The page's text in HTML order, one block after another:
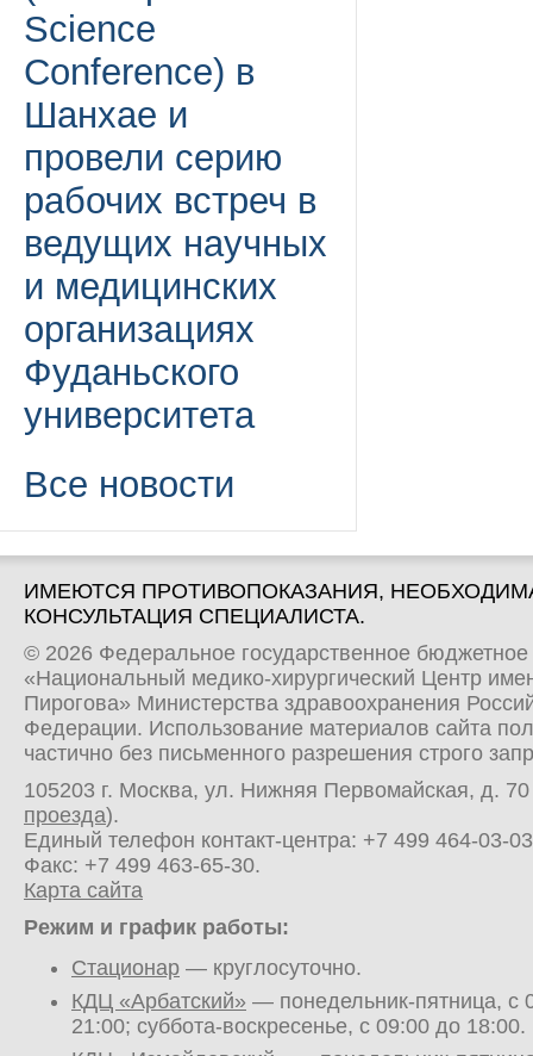
Science
Conference) в
Шанхае и
провели серию
рабочих встреч в
ведущих научных
и медицинских
организациях
Фуданьского
университета
Все новости
ИМЕЮТСЯ ПРОТИВОПОКАЗАНИЯ,
КОНСУЛЬТАЦИЯ СПЕЦИАЛИСТА.
© 2026 Федеральное государственное
«Национальный медико-хирургический Центр
Пирогова» Министерства здравоохранения
Федерации. Использование материалов сайта
частично без письменного разрешения строго
105203 г. Москва, ул. Нижняя Первомайская, д.
проезда).
Единый телефон контакт-центра: +7 499 464-03-03
Факс: +7 499 463-65-30.
Карта сайта
Режим и график работы:
Стационар — круглосуточно.
КДЦ «Арбатский» — понедельник-пятница, с
21:00; суббота-воскресенье, с 09:00 до 18:00.